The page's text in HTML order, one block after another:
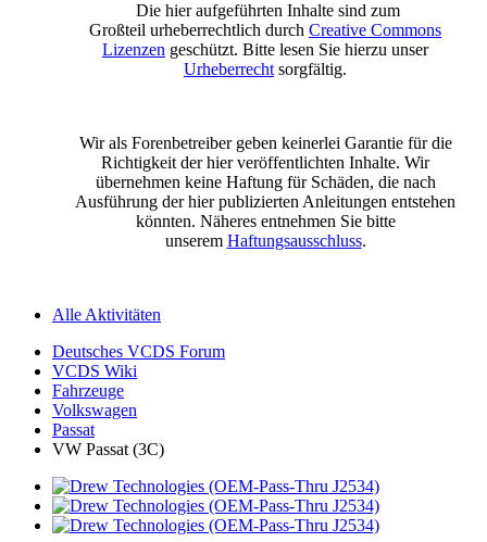
Die hier aufgeführten Inhalte sind zum
Großteil urheberrechtlich durch Creative Commons
Lizenzen geschützt. Bitte lesen Sie hierzu unser
Urheberrechtsorgfältig.
Wir als Forenbetreiber geben keinerlei Garantie für die
Richtigkeit der hier veröffentlichten Inhalte. Wir
übernehmen keine Haftung für Schäden, die nach
Ausführung der hier publizierten Anleitungen entstehen
könnten. Näheres entnehmen Sie bitte
unserem Haftungsausschluss.
Alle Aktivitäten
Deutsches VCDS Forum
VCDS Wiki
Fahrzeuge
Volkswagen
Passat
VW Passat (3C)